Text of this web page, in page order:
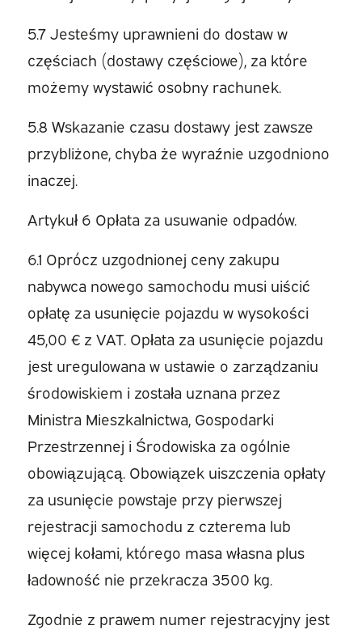
5.7 Jesteśmy uprawnieni do dostaw w
częściach (dostawy częściowe), za które
możemy wystawić osobny rachunek.
5.8 Wskazanie czasu dostawy jest zawsze
przybliżone, chyba że wyraźnie uzgodniono
inaczej.
Artykuł 6 Opłata za usuwanie odpadów.
6.1 Oprócz uzgodnionej ceny zakupu
nabywca nowego samochodu musi uiścić
opłatę za usunięcie pojazdu w wysokości
45,00 € z VAT. Opłata za usunięcie pojazdu
jest uregulowana w ustawie o zarządzaniu
środowiskiem i została uznana przez
Ministra Mieszkalnictwa, Gospodarki
Przestrzennej i Środowiska za ogólnie
obowiązującą. Obowiązek uiszczenia opłaty
za usunięcie powstaje przy pierwszej
rejestracji samochodu z czterema lub
więcej kołami, którego masa własna plus
ładowność nie przekracza 3500 kg.
Zgodnie z prawem numer rejestracyjny jest